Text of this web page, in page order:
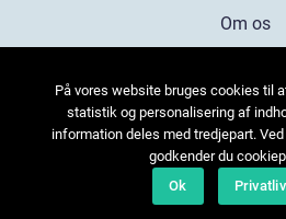
Om os
Kontakt os
Sitemap
På vores website bruges cookies til
statistik og personalisering af
information deles med tredjepart.
godkender du
Ok